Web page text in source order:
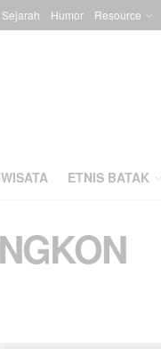
Sejarah Humor Resource
ETNIS BATAK